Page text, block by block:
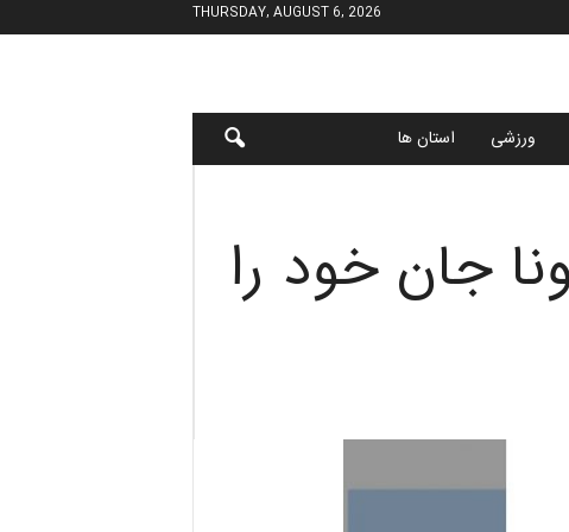
THURSDAY, AUGUST 6, 2026
ورزشی استان ها
جان خود را